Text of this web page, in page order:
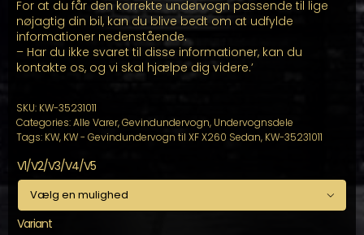
For at du får den korrekte undervogn passende til lige
nøjagtig din bil, kan du blive bedt om at udfylde
informationer nedenstående.
– Har du ikke svaret til disse informationer, kan du
kontakte os, og vi skal hjælpe dig videre.’
SKU: KW-35231011
Categories:Alle Varer,Gevindundervogn, Undervognsdele
Tags: KW, KW - Gevindundervogn til XF X260 Sedan, KW-35231011
V1/V2/V3/V4/V5

Variant